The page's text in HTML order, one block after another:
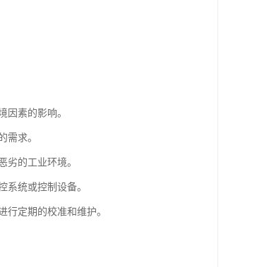
因素的影响。
需求。
劣的工业环境。
统或控制设备。
定期的校准和维护。